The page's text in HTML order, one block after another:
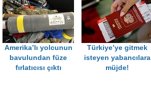
Amerika’lı yolcunun
bavulundan füze
fırlatıcısı çıktı
Türkiye’ye gitmek
isteyen yabancılara
müjde!